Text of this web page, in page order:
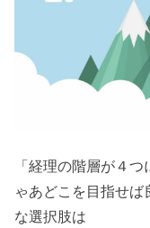
「経理の階層が４
ゃあどこを目指せ
な選択肢は